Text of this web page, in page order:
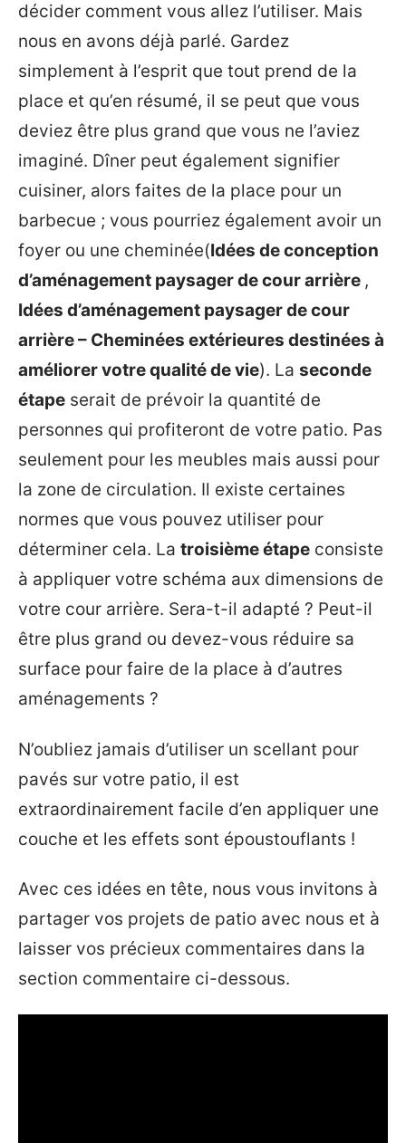
décider comment vous allez l’utiliser. Mais
nous en avons déjà parlé. Gardez
simplement à l’esprit que tout prend de la
place et qu’en résumé, il se peut que vous
deviez être plus grand que vous ne l’aviez
imaginé. Dîner peut également signifier
cuisiner, alors faites de la place pour un
barbecue ; vous pourriez également avoir un
foyer ou une cheminée(Idées de conception
d’aménagement paysager de cour arrière ,
Idées d’aménagement paysager de cour
arrière – Cheminées extérieures destinées à
améliorer votre qualité de vie). La seconde
étape serait de prévoir la quantité de
personnes qui profiteront de votre patio. Pas
seulement pour les meubles mais aussi pour
la zone de circulation. Il existe certaines
normes que vous pouvez utiliser pour
déterminer cela. La troisième étape consiste
à appliquer votre schéma aux dimensions de
votre cour arrière. Sera-t-il adapté ? Peut-il
être plus grand ou devez-vous réduire sa
surface pour faire de la place à d’autres
aménagements ?
N’oubliez jamais d’utiliser un scellant pour
pavés sur votre patio, il est
extraordinairement facile d’en appliquer une
couche et les effets sont époustouflants !
Avec ces idées en tête, nous vous invitons à
partager vos projets de patio avec nous et à
laisser vos précieux commentaires dans la
section commentaire ci-dessous.